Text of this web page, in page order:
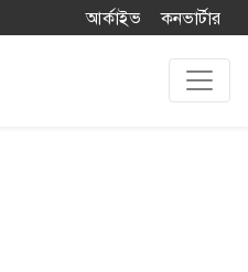
আর্কাইভ কনভার্টার